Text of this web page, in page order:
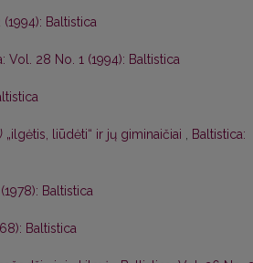
Baltistica
Vol. 28 No. 1 (1994): Baltistica
„ilgėtis, liūdėti“ ir jų giminaičiai , Baltistica:
Baltistica
Baltistica